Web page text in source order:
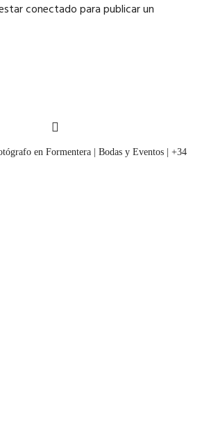
conectadopara publicar un
en Formentera | Bodas y Eventos | +34